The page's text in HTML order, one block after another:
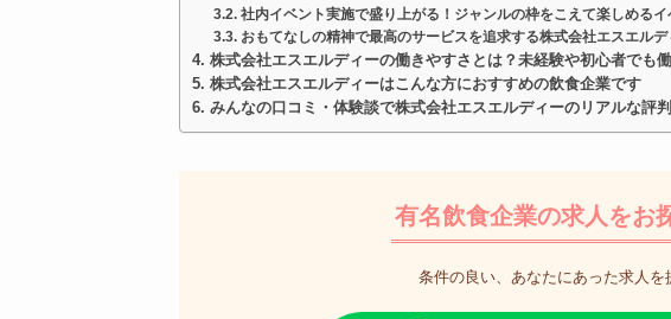
社内イベント実施で盛り上がる！ジャンルの枠をこえて楽しめるイ
おもてなしの精神で最高のサービスを追求する株式会社エスエルデ
株式会社エスエルディーの働きやすさとは？未経験や初心者でも
株式会社エスエルディーはこんな方におすすめの飲食企業です
みんなの口コミ・体験談で株式会社エスエルディーのリアルな評
有名飲食企業の求人をお
条件の良い、あなたにあった求人を